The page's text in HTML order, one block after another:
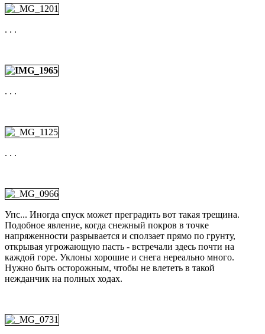
. . .
. . .
. . .
Упс... Иногда спуск может преградить вот такая трещина.
Подобное явление, когда снежный покров в точке
напряженности разрывается и сползает прямо по грунту,
открывая угрожающую пасть - встречали здесь почти на
каждой горе. Уклоны хорошие и снега нереально много.
Нужно быть осторожным, чтобы не влететь в такой
нежданчик на полных ходах.